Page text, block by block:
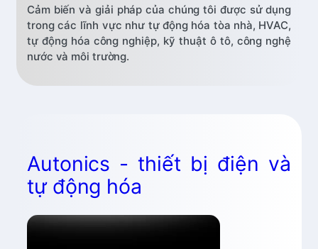
Cảm biến và giải pháp của chúng tôi được sử dụng
trong các lĩnh vực như tự động hóa tòa nhà, HVAC,
tự động hóa công nghiệp, kỹ thuật ô tô, công nghệ
nước và môi trường.
Autonics - thiết bị điện và
tự động hóa